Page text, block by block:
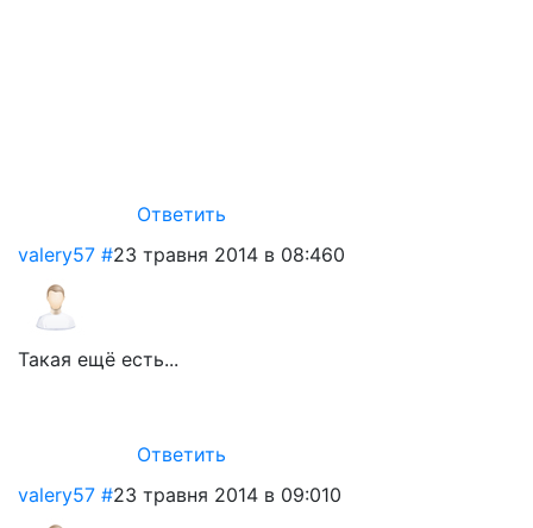
Ответить
valery57 #23 травня 2014 в 08:460
Такая ещё есть...
Ответить
valery57 #23 травня 2014 в 09:010